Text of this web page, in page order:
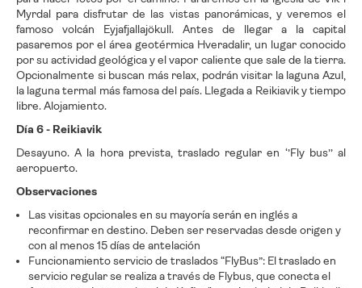
Myrdal para disfrutar de las vistas panorámicas, y veremos el
famoso volcán Eyjafjallajökull. Antes de llegar a la capital
pasaremos por el área geotérmica Hveradalir, un lugar conocido
por su actividad geológica y el vapor caliente que sale de la tierra.
Opcionalmente si buscan más relax, podrán visitar la laguna Azul,
la laguna termal más famosa del país. Llegada a Reikiavik y tiempo
libre. Alojamiento.
Día 6 - Reikiavik
Desayuno. A la hora prevista, traslado regular en ‘’Fly bus’’ al
aeropuerto.
Observaciones
Las visitas opcionales en su mayoría serán en inglés a
reconfirmar en destino. Deben ser reservadas desde origen y
con al menos 15 días de antelación
Funcionamiento servicio de traslados “FlyBus”: El traslado en
servicio regular se realiza a través de Flybus, que conecta el